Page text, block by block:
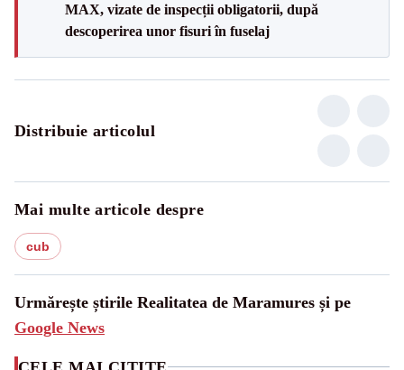
MAX, vizate de inspecții obligatorii, după
descoperirea unor fisuri în fuselaj
Distribuie articolul
Mai multe articole despre
cub
Urmărește știrile Realitatea de Maramures și pe
Google News